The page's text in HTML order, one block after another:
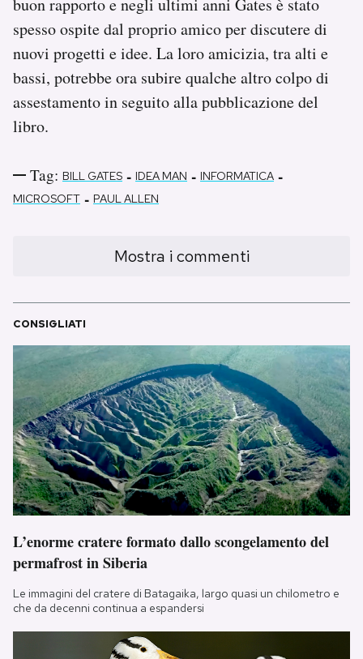
buon rapporto e negli ultimi anni Gates è stato
spesso ospite dal proprio amico per discutere di
nuovi progetti e idee. La loro amicizia, tra alti e
bassi, potrebbe ora subire qualche altro colpo di
assestamento in seguito alla pubblicazione del
libro.
Tag: BILL GATES - IDEA MAN - INFORMATICA -
MICROSOFT - PAUL ALLEN
Mostra i commenti
CONSIGLIATI
L’enorme cratere formato dallo scongelamento del
permafrost in Siberia
Le immagini del cratere di Batagaika, largo quasi un chilometro e
che da decenni continua a espandersi